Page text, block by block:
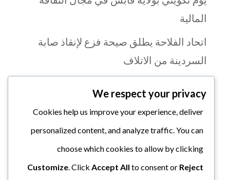
المالية
اتحاد الفلاحة يطلق صيحة فزع لإنقاذ صابة
السردينة من الاتلاف
اليات النفاذ إلى التمويل لفائدة الفلاحين
البرنامج التكويني السنوي للاتحاد الجهوي
للفلاحة والصيد البحري بمنوبة
الجامعة الوطنية تدعو إلى تشديد الرقابة
We respect your privacy
Cookies help us improve your experience, deliver
personalized content, and analyze traffic. You can
choose which cookies to allow by clicking
Customize . Click Accept All to consent or Reject